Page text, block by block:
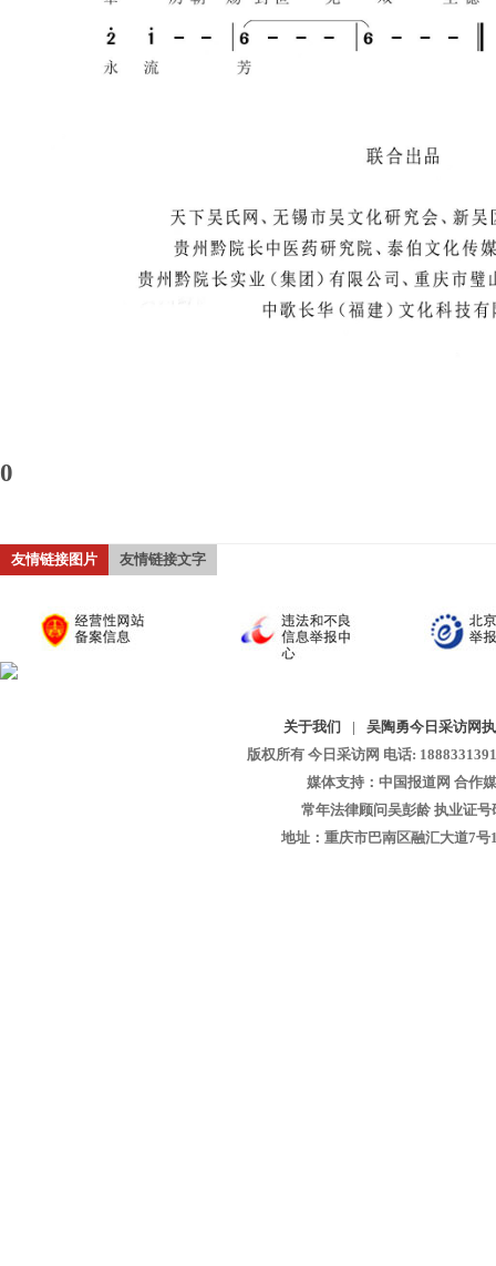
0
友情链接图片 友情链接文字
关于我们 |
吴陶勇今日采访网
版权所有 今日采访网 电话:
媒体支持：中国报道网 合作
常年法律顾问吴彭龄 执业证
地址：重庆市巴南区融汇大道7号